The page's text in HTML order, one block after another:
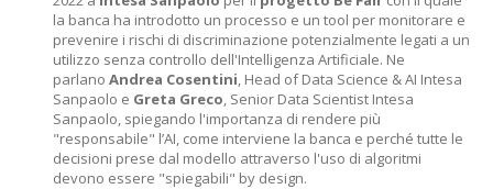
la banca ha introdotto un processo e un tool per monitorare e
prevenire i rischi di discriminazione potenzialmente legati a un
utilizzo senza controllo dell'Intelligenza Artificiale. Ne
parlano Andrea Cosentini, Head of Data Science & AI Intesa
Sanpaolo e Greta Greco, Senior Data Scientist Intesa
Sanpaolo, spiegando l'importanza di rendere più
"responsabile" l’AI, come interviene la banca e perché tutte le
decisioni prese dal modello attraverso l'uso di algoritmi
devono essere "spiegabili" by design.